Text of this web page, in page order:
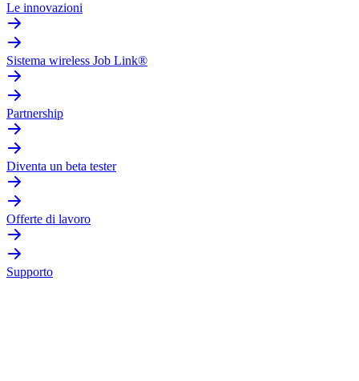
Le innovazioni
Sistema wireless Job Link®
Partnership
Diventa un beta tester
Offerte di lavoro
Supporto